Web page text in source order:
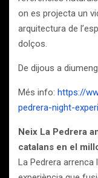
on es projecta un
arquitectura de
dolços.
De dijous a
Més info: https://
pedrera-night-
Neix La Pedrera
catalans en el
La Pedrera arrenca